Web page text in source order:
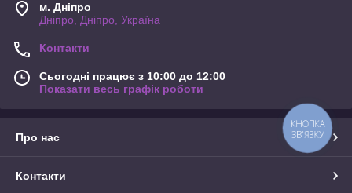
м. Дніпро
Дніпро, Дніпро, Україна
Контакти
Сьогодні працює з 10:00 до 12:00
Показати весь графік роботи
Про нас
Контакти
КНОПКА
ЗВ'ЯЗКУ